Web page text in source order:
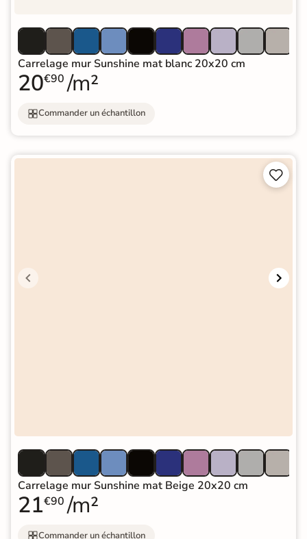
Carrelage mur Sunshine mat blanc 20x20 cm
20€90 /m²
Commander un échantillon


Carrelage mur Sunshine mat Beige 20x20 cm
21€90 /m²
Commander un échantillon